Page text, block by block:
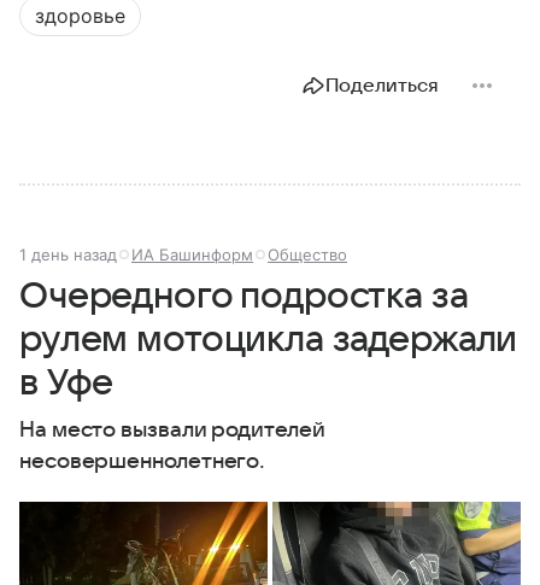
здоровье
Поделиться
1 день назад ИА Башинформ Общество
Очередного подростка за
рулем мотоцикла задержали
в Уфе
На место вызвали родителей
несовершеннолетнего.